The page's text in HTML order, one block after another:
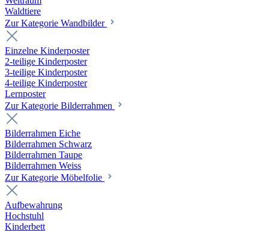
Waldtiere
Zur Kategorie Wandbilder
Einzelne Kinderposter
2-teilige Kinderposter
3-teilige Kinderposter
4-teilige Kinderposter
Lernposter
Zur Kategorie Bilderrahmen
Bilderrahmen Eiche
Bilderrahmen Schwarz
Bilderrahmen Taupe
Bilderrahmen Weiss
Zur Kategorie Möbelfolie
Aufbewahrung
Hochstuhl
Kinderbett